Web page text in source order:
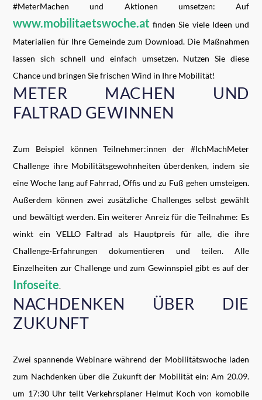
#MeterMachen und Aktionen umsetzen: Auf
www.mobilitaetswoche.at finden Sie viele Ideen und
Materialien für Ihre Gemeinde zum Download. Die Maßnahmen
lassen sich schnell und einfach umsetzen. Nutzen Sie diese
Chance und bringen Sie frischen Wind in Ihre Mobilität!
METER MACHEN UND
FALTRAD GEWINNEN
Zum Beispiel können Teilnehmer:innen der #IchMachMeter
Challenge ihre Mobilitätsgewohnheiten überdenken, indem sie
eine Woche lang auf Fahrrad, Öffis und zu Fuß gehen umsteigen.
Außerdem können zwei zusätzliche Challenges selbst gewählt
und bewältigt werden. Ein weiterer Anreiz für die Teilnahme: Es
winkt ein VELLO Faltrad als Hauptpreis für alle, die ihre
Challenge-Erfahrungen dokumentieren und teilen. Alle
Einzelheiten zur Challenge und zum Gewinnspiel gibt es auf der
Infoseite.
NACHDENKEN ÜBER DIE
ZUKUNFT
Zwei spannende Webinare während der Mobilitätswoche laden
zum Nachdenken über die Zukunft der Mobilität ein: Am 20.09.
um 17:30 Uhr teilt Verkehrsplaner Helmut Koch von komobile